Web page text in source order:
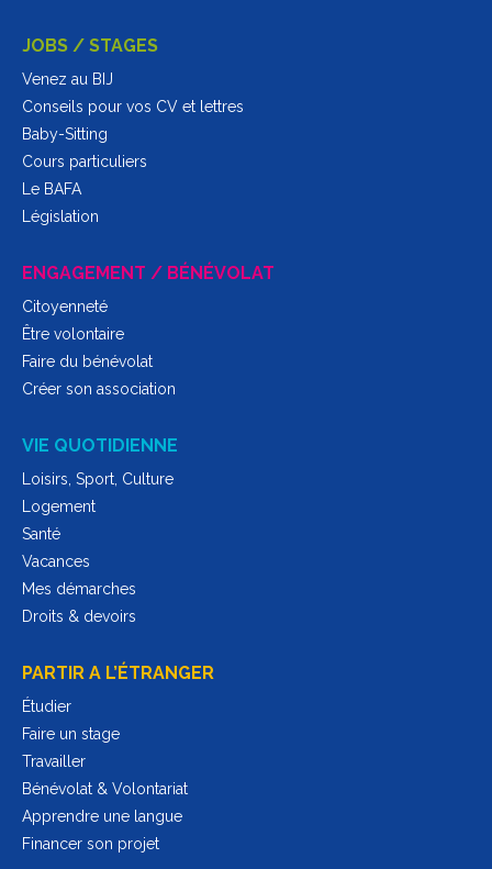
JOBS / STAGES
Venez au BIJ
Conseils pour vos CV et lettres
Baby-Sitting
Cours particuliers
Le BAFA
Législation
ENGAGEMENT / BÉNÉVOLAT
Citoyenneté
Être volontaire
Faire du bénévolat
Créer son association
VIE QUOTIDIENNE
Loisirs, Sport, Culture
Logement
Santé
Vacances
Mes démarches
Droits & devoirs
PARTIR A L’ÉTRANGER
Étudier
Faire un stage
Travailler
Bénévolat & Volontariat
Apprendre une langue
Financer son projet